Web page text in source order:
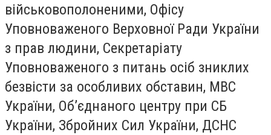
військовополоненими, Офісу
Уповноваженого Верховної Ради України
з прав людини, Секретаріату
Уповноваженого з питань осіб зниклих
безвісти за особливих обставин, МВС
України, Об’єднаного центру при СБ
України, Збройних Сил України, ДСНС